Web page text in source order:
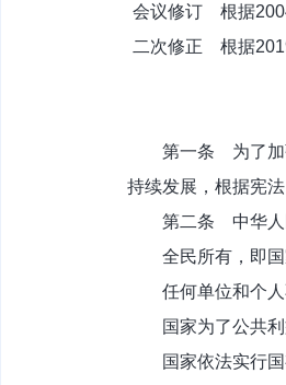
会议修订 根据
二次修正 根据
第一条 为了加强
持续发展，根据宪法
第二条 中华人民
全民所有，即国
任何单位和个人
国家为了公共利
国家依法实行国